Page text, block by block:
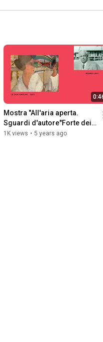
Mostra "All'aria aperta.
Sguardi d'autore"Forte dei
Marmi, 2 agosto - 4 ottobre
1K views • 5 years ago